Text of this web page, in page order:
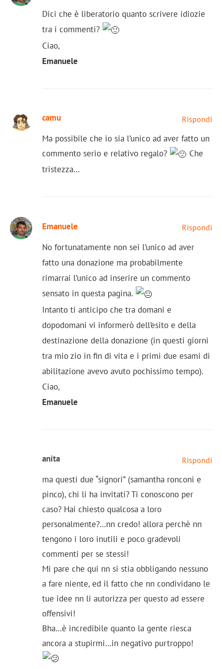
Dici che è liberatorio quanto scrivere idiozie
tra i commenti?
Ciao,
Emanuele
camu Rispondi
Ma possibile che io sia l’unico ad aver fatto un
commento serio e relativo regalo?
Che
tristezza…
Emanuele Rispondi
No fortunatamente non sei l’unico ad aver
fatto una donazione ma probabilmente
rimarrai l’unico ad inserire un commento
sensato in questa pagina.
Intanto ti anticipo che tra domani e
dopodomani vi informerò dell’esito e della
destinazione della donazione (in questi giorni
tra mio zio in fin di vita e i primi due esami di
abilitazione avevo avuto pochissimo tempo).
Ciao,
Emanuele
anita Rispondi
ma questi due “signori” (samantha ronconi e
pinco), chi li ha invitati? Ti conoscono per
caso? Hai chiesto qualcosa a loro
personalmente?…nn credo! allora perchè nn
tengono i loro inutili e poco gradevoli
commenti per se stessi!
Mi pare che qui nn si stia obbligando nessuno
a fare niente, ed il fatto che nn condividano le
tue idee nn li autorizza per questo ad essere
offensivi!
Bha…è incredibile quanto la gente riesca
ancora a stupirmi…in negativo purtroppo!